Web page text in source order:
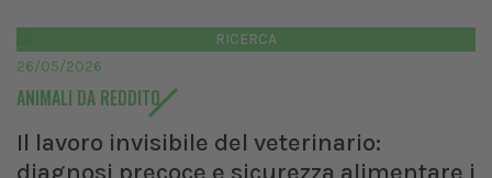
RICERCA
26/05/2026
ANIMALI DA REDDITO
Il lavoro invisibile del veterinario: